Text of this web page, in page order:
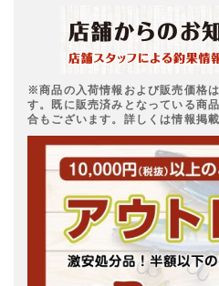
※商品の入荷情報および販売価格
す。既に販売済みとなっている商
合もございます。詳しくは情報掲